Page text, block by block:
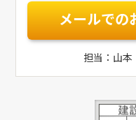
メールでの
担当：山本